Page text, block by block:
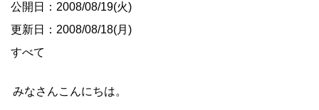
公開日：2008/08/19(火)
更新日：2008/08/18(月)
すべて
みなさんこんにちは。